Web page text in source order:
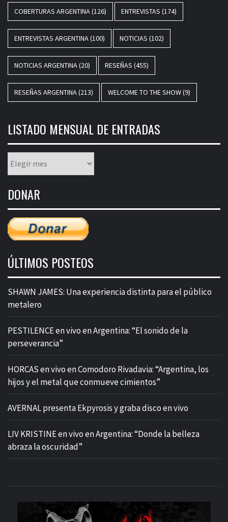
COBERTURAS ARGENTINA(126) ENTREVISTAS (174)
ENTREVISTAS ARGENTINA(100) NOTICIAS (102)
NOTICIAS ARGENTINA(20) RESEÑAS (455)
RESEÑAS ARGENTINA(213) WELCOME TO THE SHOW(9)
LISTADO MENSUAL DE ENTRADAS
mensual
entradas
DONAR
ÚLTIMOS POSTEOS
SHAWN JAMES: Una experiencia distinta para el público
metalero
PESTILENCE en vivo en Argentina: “El sonido de la
perseverancia”
HORCAS en vivo en Comodoro Rivadavia: “Argentina, los
hijos y el metal que conmueve cimientos”
AVERNAL presenta Ekpyrosis y graba disco en vivo
LIV KRISTINE en vivo en Argentina: “Donde la belleza
abraza la oscuridad”